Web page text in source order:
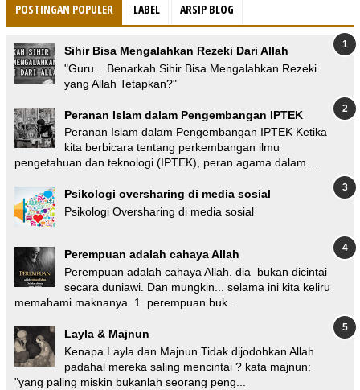
POSTINGAN POPULER LABEL ARSIP BLOG
Sihir Bisa Mengalahkan Rezeki Dari Allah
"Guru... Benarkah Sihir Bisa Mengalahkan Rezeki
yang Allah Tetapkan?"
Peranan Islam dalam Pengembangan IPTEK
Peranan Islam dalam Pengembangan IPTEK Ketika
kita berbicara tentang perkembangan ilmu
pengetahuan dan teknologi (IPTEK), peran agama dalam ...
Psikologi oversharing di media sosial
Psikologi Oversharing di media sosial
Perempuan adalah cahaya Allah
Perempuan adalah cahaya Allah. dia bukan dicintai
secara duniawi. Dan mungkin... selama ini kita keliru
memahami maknanya. 1. perempuan buk...
Layla & Majnun
Kenapa Layla dan Majnun Tidak dijodohkan Allah
padahal mereka saling mencintai ? kata majnun:
"yang paling miskin bukanlah seorang peng...